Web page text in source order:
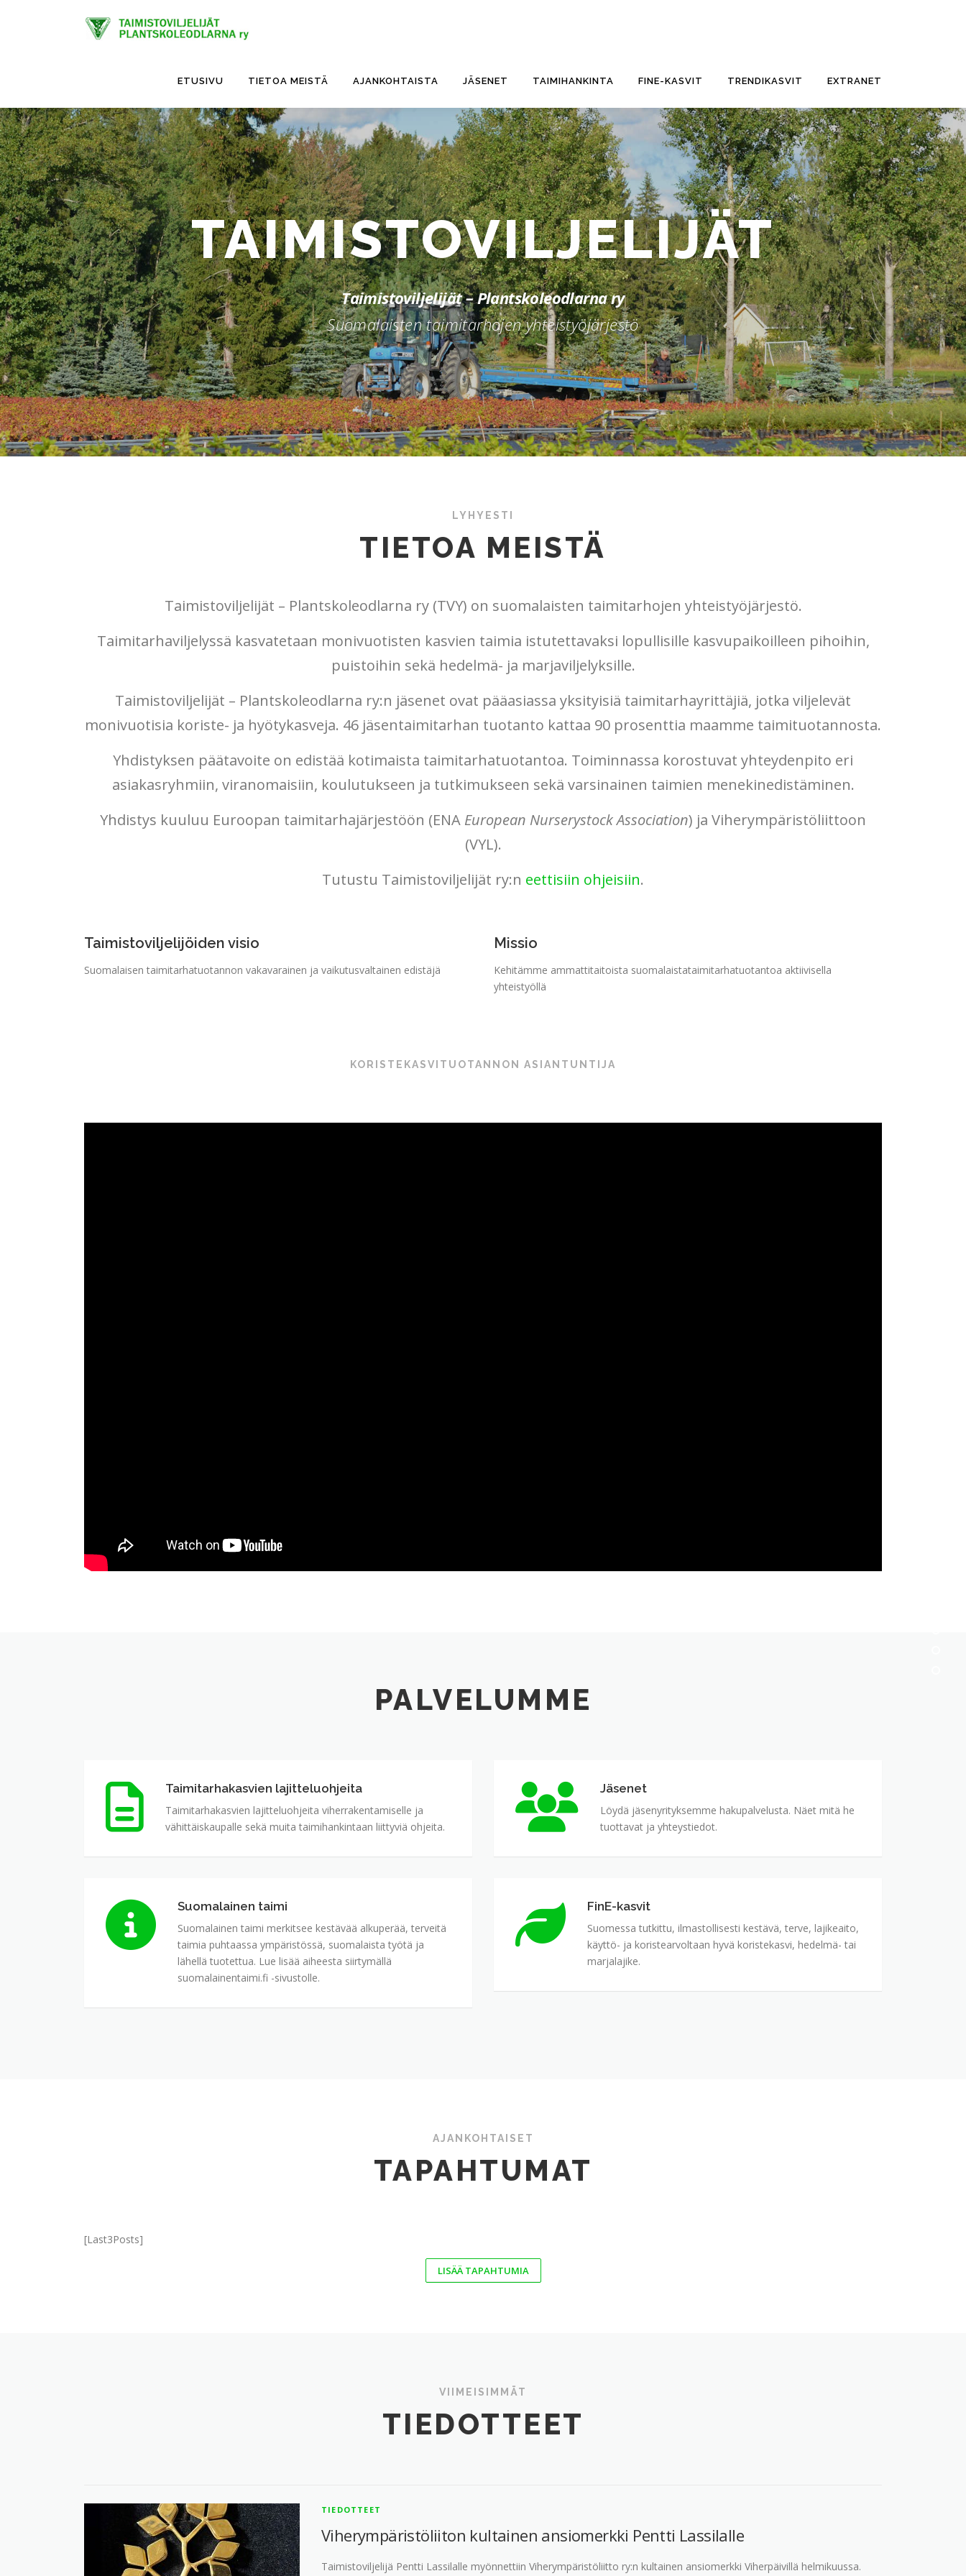
ETUSIVU TIETOA MEISTÄ AJANKOHTAISTA JÄSENET TAIMIHANKINTA FINE-KASVIT TRENDIKASVIT EXTRANET
TAIMISTOVILJELIJÄT
Taimistoviljelijät – Plantskoleodlarna ry
Suomalaisten taimitarhojen yhteistyöjärjestö
LYHYESTI
TIETOA MEISTÄ
Taimistoviljelijät – Plantskoleodlarna ry (TVY) on suomalaisten taimitarhojen yhteistyöjärjestö.
Taimitarhaviljelyssä kasvatetaan monivuotisten kasvien taimia istutettavaksi lopullisille kasvupaikoilleen pihoihin,
puistoihin sekä hedelmä- ja marjaviljelyksille.
Taimistoviljelijät – Plantskoleodlarna ry:n jäsenet ovat pääasiassa yksityisiä taimitarhayrittäjiä, jotka viljelevät
monivuotisia koriste- ja hyötykasveja. 46 jäsentaimitarhan tuotanto kattaa 90 prosenttia maamme taimituotannosta.
Yhdistyksen päätavoite on edistää kotimaista taimitarhatuotantoa. Toiminnassa korostuvat yhteydenpito eri
asiakasryhmiin, viranomaisiin, koulutukseen ja tutkimukseen sekä varsinainen taimien menekinedistäminen.
Yhdistys kuuluu Euroopan taimitarhajärjestöön (ENA European Nurserystock Association) ja Viherympäristöliittoon
(VYL).
Tutustu Taimistoviljelijät ry:n eettisiin ohjeisiin.
Taimistoviljelijöiden visio
Suomalaisen taimitarhatuotannon vakavarainen ja vaikutusvaltainen edistäjä
Missio
Kehitämme ammattitaitoista suomalaistataimitarhatuotantoa aktiivisella
yhteistyöllä
KORISTEKASVITUOTANNON ASIANTUNTIJA
PALVELUMME
Taimitarhakasvien
lajitteluohjeita
Taimitarhakasvien lajitteluohjeita
Taimitarhakasvien lajitteluohjeita viherrakentamiselle ja
vähittäiskaupalle sekä muita taimihankintaan liittyviä ohjeita.
Jäsenet
Jäsenet
Löydä jäsenyrityksemme hakupalvelusta. Näet mitä he
tuottavat ja yhteystiedot.
Suomalainen
taimi
Suomalainen taimi
Suomalainen taimi merkitsee kestävää alkuperää, terveitä
taimia puhtaassa ympäristössä, suomalaista työtä ja
lähellä tuotettua. Lue lisää aiheesta siirtymällä
suomalainentaimi.fi -sivustolle.
FinE-
kasvit
FinE-kasvit
Suomessa tutkittu, ilmastollisesti kestävä, terve, lajikeaito,
käyttö- ja koristearvoltaan hyvä koristekasvi, hedelmä- tai
marjalajike.
AJANKOHTAISET
TAPAHTUMAT
[Last3Posts]
LISÄÄ TAPAHTUMIA
VIIMEISIMMÄT
TIEDOTTEET
TIEDOTTEET
Viherympäristöliiton kultainen ansiomerkki Pentti Lassilalle
Taimistoviljelijä Pentti Lassilalle myönnettiin Viherympäristöliitto ry:n kultainen ansiomerkki Viherpäivillä helmikuussa.